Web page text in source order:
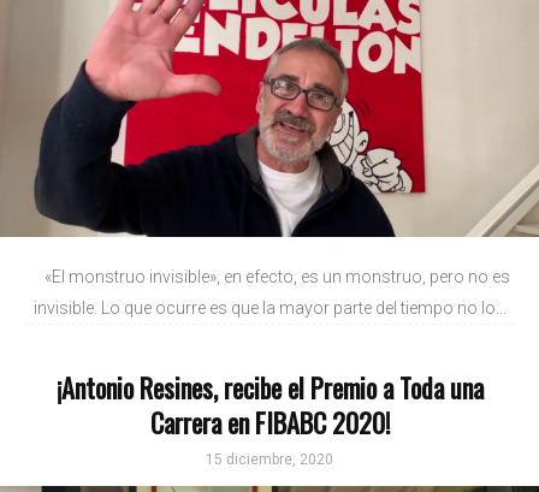
«El monstruo invisible», en efecto, es un monstruo, pero no es
invisible. Lo que ocurre es que la mayor parte del tiempo no lo...
¡Antonio Resines, recibe el Premio a Toda una
Carrera en FIBABC 2020!
15 diciembre, 2020